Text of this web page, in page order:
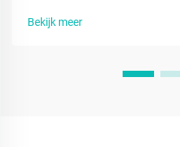
leer hoe u dit snel kunt
prestaties.
Bekijk meer